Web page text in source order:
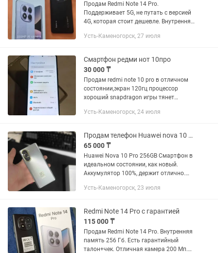
Продам Redmi Note 14 Pro.
Поддерживает 5G, не путать с версией
4G, которая стоит дешевле. Внутренняя
Мп. Ёмкость аккумулятора 5500 мАч. В
Усть-Каменогорск, 27 июля
Смартфон редми нот 10про
30 000 ₸
Продам redmi note 10 pro в отличном
состоянии,экран 120гц процессор
хороший snapdragon игры тянет
цена окончательная сканер отпечатка
Усть-Каменогорск, 24 июля
Продам телефон Huawei nova 10 pro
65 000 ₸
Huawei Nova 10 Pro 256GB Смартфон в
идеальном состоянии, как новый.
Аккумулятор 100%, держит отлично.
Полный комплект: коробка и все чеки.
Усть-Каменогорск, 23 июля
Redmi Note 14 Pro с гарантией
115 000 ₸
Продам Redmi Note 14 Pro. Внутренняя
память 256 Гб. Есть гарантийный
талон+чек. Отличная камера 200 Мп.